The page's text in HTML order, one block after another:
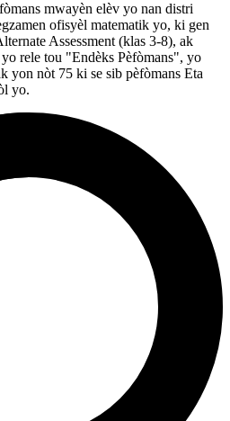
mwayèn elèv yo nan distri
ofisyèl matematik yo, ki gen
Assessment (klas 3-8), ak
rele tou "Endèks Pèfòmans", yo
yon nòt 75 ki se sib pèfòmans Eta
yo.